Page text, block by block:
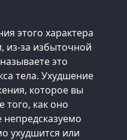
этого характера
из-за избыточной
это
тела. Ухудшение
которое вы
того, как оно
непредсказуемо
ухудшится или